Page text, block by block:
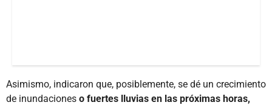
Asimismo, indicaron que, posiblemente, se dé un crecimiento
de inundaciones o fuertes lluvias en las próximas horas,